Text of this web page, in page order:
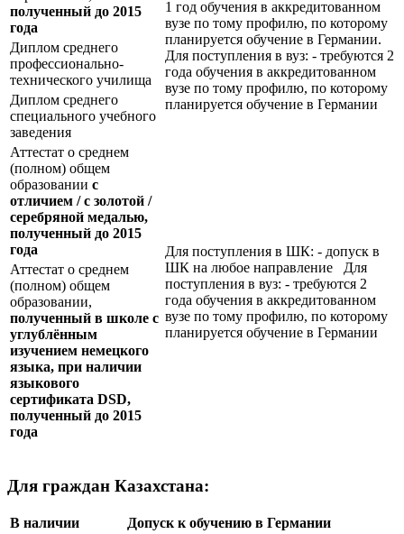
полученный до 2015
года
1 год обучения в аккредитованном
вузе по тому профилю, по которому
планируется обучение в Германии.
Для поступления в вуз: - требуются 2
года обучения в аккредитованном
вузе по тому профилю, по которому
планируется обучение в Германии
Диплом среднего
профессионально-
технического училища
Диплом среднего
специального учебного
заведения
Аттестат о среднем
(полном) общем
образовании с
отличием / с золотой /
серебряной медалью,
полученный до 2015
года
Для поступления в ШК: - допуск в
ШК на любое направление Для
поступления в вуз: - требуются 2
года обучения в аккредитованном
вузе по тому профилю, по которому
планируется обучение в Германии
Аттестат о среднем
(полном) общем
образовании,
полученный в школе с
углублённым
изучением немецкого
языка, при наличии
языкового
сертификата DSD,
полученный до 2015
года
Для граждан Казахстана:
В наличии
Допуск к обучению в Германии